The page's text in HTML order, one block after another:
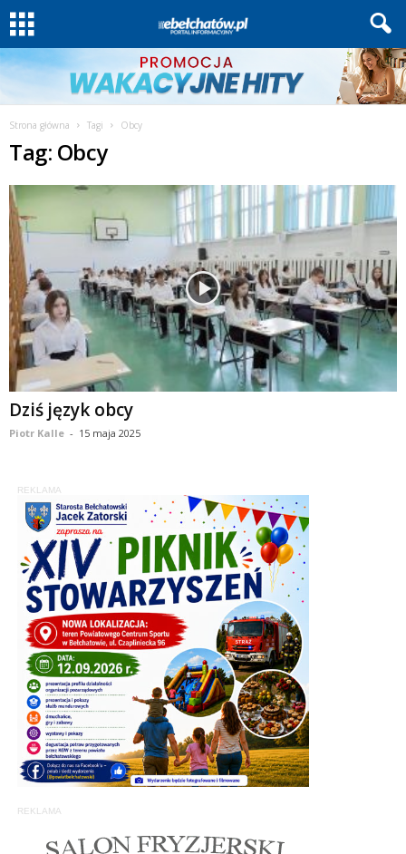
Strona główna Tagi Obcy
Tag: Obcy
Dziś język obcy
Piotr Kalle - 15 maja 2025
REKLAMA
REKLAMA